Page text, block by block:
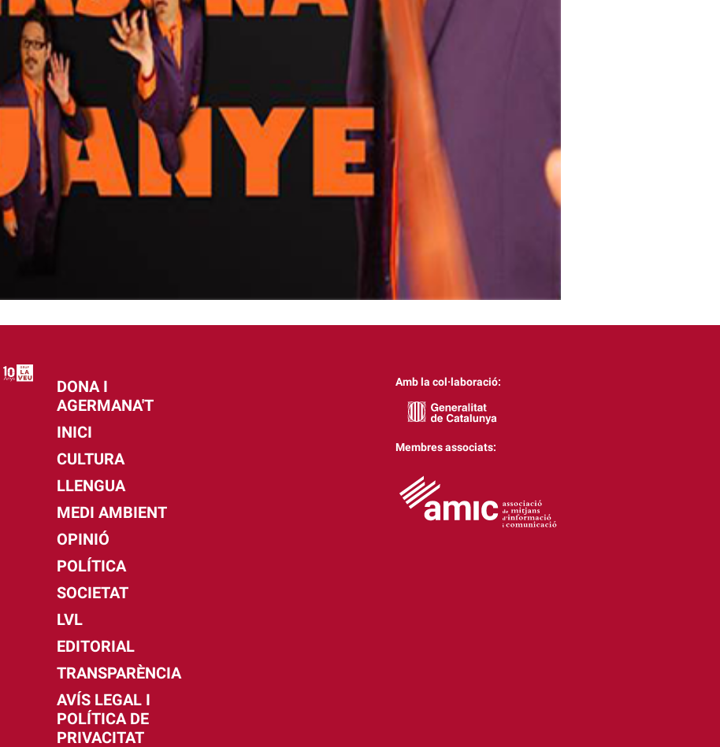
d’un monòleg, es juga amb la improvisació i la irreverència teatral del cabaret, la
frenètic característics dels programes de televisió en directe. Es tracta d’un
cabaret “on qualsevol cosa és possible” ja que “una rialla, una reacció del públic o
fer variar el rumb del text escrit”.
demanar els bons al CAL (centre d’autoaprenentatge de llengües) del campus
els Tarongers, aulari Nord; Blasco Ibáñez, aulari V), que podreu bescanviar per
una hora abans de l’espectacle. També es poden utilitzar els bons de campanyes
DONA I
AGERMANA'T
INICI
CULTURA
LLENGUA
MEDI AMBIENT
OPINIÓ
POLÍTICA
SOCIETAT
LVL
EDITORIAL
TRANSPARÈNCIA
AVÍS LEGAL I
POLÍTICA DE
PRIVACITAT
Amb la col·laboració:
Membres associats: